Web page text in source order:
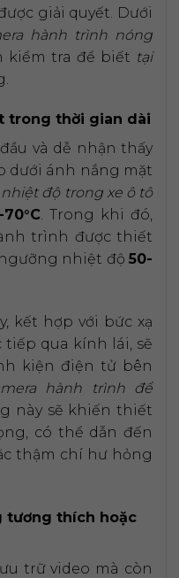
giải quyết. Dưới
hành trình nóng
kiểm tra để biết tại
trong thời gian dài
và dễ nhận thấy
dưới ánh nắng mặt
nhiệt độ trong xe ô tô
. Trong khi đó,
trình được thiết
nhiệt độ 50-
kết hợp với bức xạ
qua kính lái, sẽ
kiện điện tử bên
hành trình để
này sẽ khiến thiết
có thể dẫn đến
thậm chí hư hỏng
tương thích hoặc
trữ video mà còn